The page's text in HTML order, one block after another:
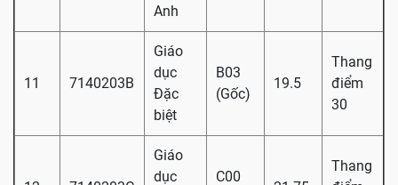
Anh
11 7140203B
Giáo
dục
Đặc
biệt
B03
(Gốc)
19.5
Thang
điểm
30
Giáo
dục
C00
Thang